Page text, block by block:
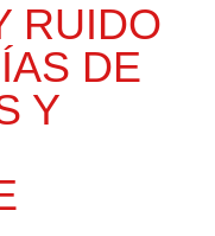
RUIDO
DE
Y